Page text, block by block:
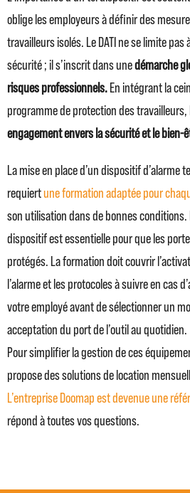
oblige les employeurs à définir des
travailleurs isolés. Le DATI ne se limite
sécurité ; il s’inscrit dans unedémarche
risques professionnels. En intégrant la
programme de protection des travailleurs,
engagement envers la sécurité et le bien-
La mise en place d’un dispositif d’alarme
requiertune formation adaptée pour
son utilisation dans de bonnes
dispositif est essentielle pour que les
protégés. La formation doit couvrir
l’alarme et les protocoles à suivre en cas
votre employé avant de sélectionner un
acceptation du port de l’outil au quotidien.
Pour simplifier la gestion de ces
propose des solutions de location
L’entreprise Doomap est devenue une
répond à toutes vos questions.